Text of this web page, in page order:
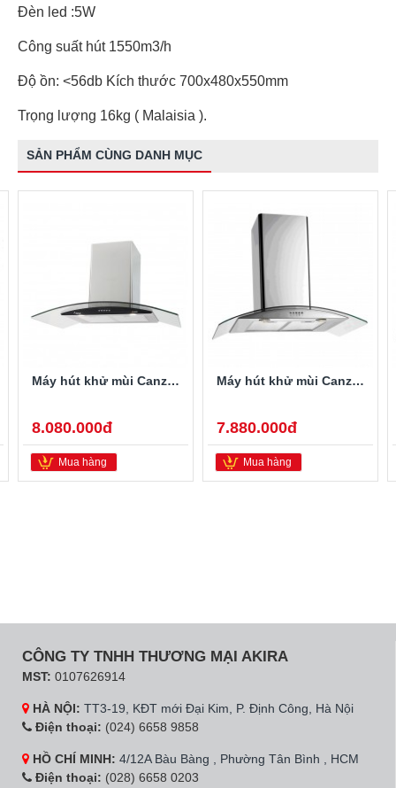
Đèn led :5W
Công suất hút 1550m3/h
Độ ồn: <56db Kích thước 700x480x550mm
Trọng lượng 16kg ( Malaisia ).
SẢN PHẨM CÙNG DANH MỤC
Máy hút khử mùi Canzy CZ-90D1
8.080.000đ
Mua hàng
Máy hút khử mùi Canzy CZ-70D2
7.880.000đ
Mua hàng
CÔNG TY TNHH THƯƠNG MẠI AKIRA
MST: 0107626914
HÀ NỘI: TT3-19, KĐT mới Đại Kim, P. Định Công, Hà Nội
Điện thoại: (024) 6658 9858
HỒ CHÍ MINH: 4/12A Bàu Bàng , Phường Tân Bình , HCM
Điện thoại: (028) 6658 0203